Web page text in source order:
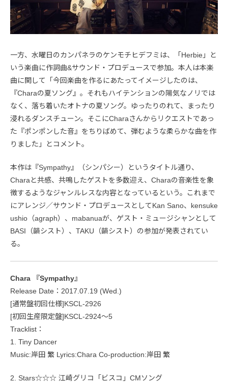
一方、水曜日のカンパネラのケンモチヒデフミは、「Herbie」と
いう楽曲に作詞曲&サウンド・プロデュースで参加。本人は本楽
曲に関して「今回楽曲を作るにあたってイメージしたのは、
『Charaの夏ソング』。それもハイテンションの陽気なノリでは
なく、落ち着いたオトナの夏ソング。ゆったりのれて、まったり
浸れるダンスチューン。そこにCharaさんからリクエストであっ
た『ポンポンした音』をちりばめて、弾むような柔らかな曲を作
りました」とコメント。
本作は『Sympathy』（シンパシー）というタイトル通り、
Charaと共感、共鳴したゲストを多数迎え、Charaの音楽性を象
徴するようなジャンルレスな内容となっているという。これまで
にアレンジ／サウンド・プロデュースとしてKan Sano、kensuke
ushio（agraph）、mabanuaが、ゲスト・ミュージシャンとして
BASI（韻シスト）、TAKU（韻シスト）の参加が発表されてい
る。
Chara 『Sympathy』
Release Date：2017.07.19 (Wed.)
[通常盤初回仕様]KSCL-2926
[初回生産限定盤]KSCL-2924～5
Tracklist：
1. Tiny Dancer
Music:岸田 繁 Lyrics:Chara Co-production:岸田 繁
2. Stars☆☆☆ 江崎グリコ「ビスコ」CMソング